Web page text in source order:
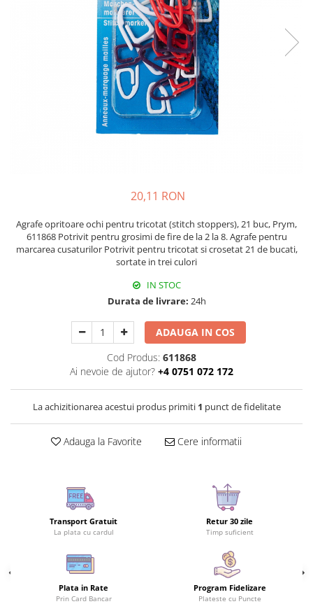
20,11 RON
Agrafe opritoare ochi pentru tricotat (stitch stoppers), 21 buc, Prym,
611868 Potrivit pentru grosimi de fire de la 2 la 8. Agrafe pentru
marcarea cusaturilor Potrivit pentru tricotat si crosetat 21 de bucati,
sortate in trei culori
IN STOC
Durata de livrare: 24h
ADAUGA IN COS
Cod Produs: 611868
Ai nevoie de ajutor? +4 0751 072 172
La achizitionarea acestui produs primiti 1 punct de fidelitate
Adauga la Favorite Cere informatii
Transport Gratuit
La plata cu cardul
Retur 30 zile
Timp suficient
Plata in Rate
Prin Card Bancar
Program Fidelizare
Plateste cu Puncte